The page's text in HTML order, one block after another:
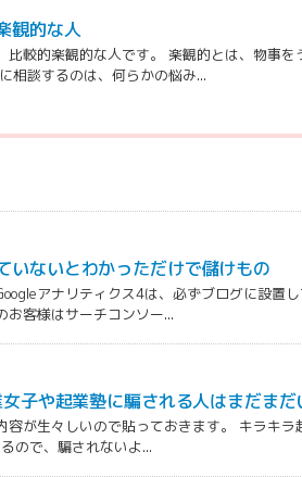
観的な人
較的楽観的な人です。 楽観的とは、物事を
相談するのは、何らかの悩み...
いないとわかっただけで儲けもの
アナリティクス4は、必ずブログに設置
客様はサーチコンソー...
子や起業塾に騙される人はまだまだ
容が生々しいので貼っておきます。 キラキラ
ので、騙されないよ...